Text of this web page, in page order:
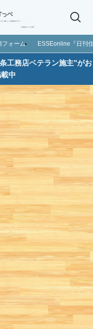
フォーム ESSEonline『日刊
工務店ベテラン施主"がお
中